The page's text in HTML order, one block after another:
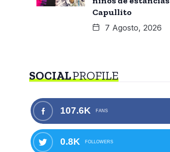
Capullito
7 Agosto, 2026
SOCIALPROFILE
107.6K FANS
0.8K FOLLOWERS